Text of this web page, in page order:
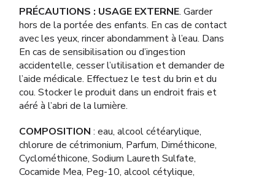
PRÉCAUTIONS : USAGE EXTERNE. Garder
hors de la portée des enfants. En cas de contact
avec les yeux, rincer abondamment à l’eau. Dans
En cas de sensibilisation ou d’ingestion
accidentelle, cesser l’utilisation et demander de
l’aide médicale. Effectuez le test du brin et du
cou. Stocker le produit dans un endroit frais et
aéré à l’abri de la lumière.
COMPOSITION : eau, alcool cétéarylique,
chlorure de cétrimonium, Parfum, Diméthicone,
Cyclométhicone, Sodium Laureth Sulfate,
Cocamide Mea, Peg-10, alcool cétylique,